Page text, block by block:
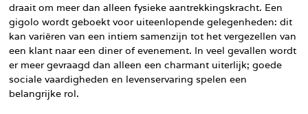
draait om meer dan alleen fysieke aantrekkingskracht. Een
gigolo wordt geboekt voor uiteenlopende gelegenheden: dit
kan variëren van een intiem samenzijn tot het vergezellen van
een klant naar een diner of evenement. In veel gevallen wordt
er meer gevraagd dan alleen een charmant uiterlijk; goede
sociale vaardigheden en levenservaring spelen een
belangrijke rol.